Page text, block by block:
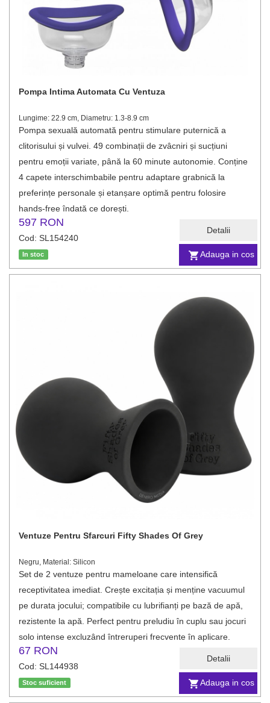
Adauga in cos
Detalii
Pompa Intima Automata Cu Ventuza
Lungime: 22.9 cm, Diametru: 1.3-8.9 cm
Pompa sexuală automată pentru stimulare puternică a
clitorisului și vulvei. 49 combinații de zvâcniri și sucțiuni
pentru emoții variate, până la 60 minute autonomie. Conține
4 capete interschimbabile pentru adaptare grabnică la
preferințe personale și etanșare optimă pentru folosire
hands‑free îndată ce dorești.
597 RON
Cod: SL154240
In stoc
Adauga in cos
Detalii
Ventuze Pentru Sfarcuri Fifty Shades Of Grey
Negru, Material: Silicon
Set de 2 ventuze pentru mameloane care intensifică
receptivitatea imediat. Crește excitația și menține vacuumul
pe durata jocului; compatibile cu lubrifianți pe bază de apă,
rezistente la apă. Perfect pentru preludiu în cuplu sau jocuri
solo intense excluzând întreruperi frecvente în aplicare.
67 RON
Cod: SL144938
Stoc suficient